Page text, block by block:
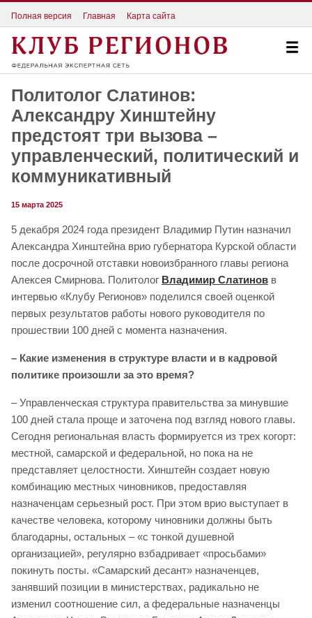
Полная версия Главная Карта сайта
Политолог Слатинов:
Александру Хинштейну
предстоят три вызова –
управленческий, политический и
коммуникативный
15 марта 2025
5 декабря 2024 года президент Владимир Путин назначил
Александра Хинштейна врио губернатора Курской области
после досрочной отставки новоизбранного главы региона
Алексея Смирнова. Политолог Владимир Слатинов в
интервью «Клубу Регионов» поделился своей оценкой
первых результатов работы нового руководителя по
прошествии 100 дней с момента назначения.
– Какие изменения в структуре власти и в кадровой
политике произошли за это время?
– Управленческая структура правительства за минувшие
100 дней стала проще и заточена под взгляд нового главы.
Сегодня региональная власть формируется из трех когорт:
местной, самарской и федеральной, но пока на не
представляет целостности. Хинштейн создает новую
комбинацию местных чиновников, предоставляя
назначенцам серьезный рост. При этом врио выступает в
качестве человека, которому чиновники должны быть
благодарны, остальных – «с тонкой душевной
организацией», регулярно взбадривает «просьбами»
покинуть посты. «Самарский десант» назначенцев,
занявший позиции в министерствах, радикально не
изменил соотношение сил, а федеральные назначенцы